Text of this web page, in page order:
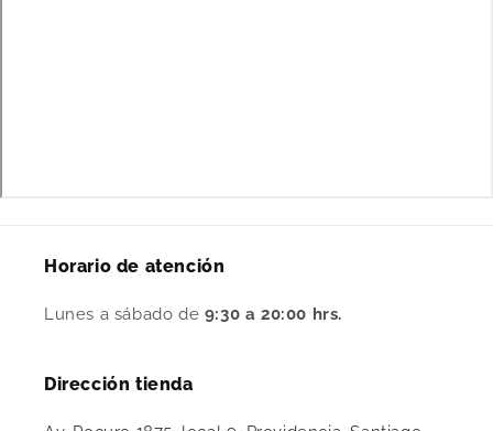
Horario de atención
Lunes a sábado de 9:30 a 20:00 hrs.
Dirección tienda